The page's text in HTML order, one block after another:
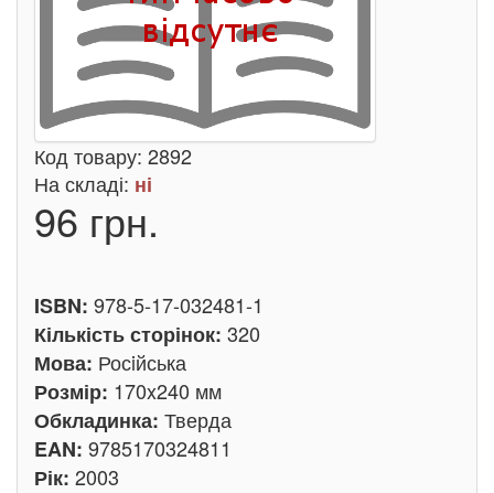
Код товару: 2892
На складі: ні
96 грн.
ISBN: 978-5-17-032481-1
Кількість сторінок: 320
Мова: Росiйська
Розмір: 170x240 мм
Обкладинка: Тверда
EAN: 9785170324811
Рік: 2003